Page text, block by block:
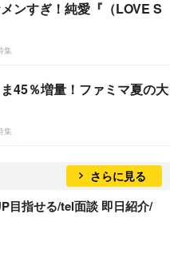
ンすぎ！純愛『（LOVE S
集
45％増量！ファミマ夏の大
集
さらに見る
目指せる/tel面談 即日紹介/